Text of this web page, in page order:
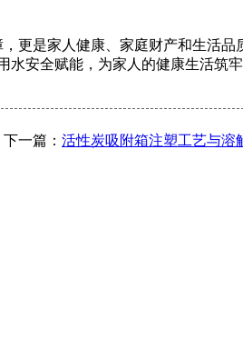
更是家人健康、家庭财产和生活品
安全赋能，为家人的健康生活筑
下一篇： 活性炭吸附箱注塑工艺与溶